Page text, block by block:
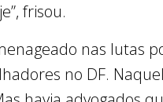
frisou.
nas lutas
no DF.